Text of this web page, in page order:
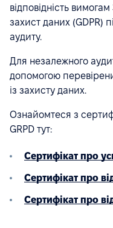
відповідність
захист даних (GDPR)
аудиту.
Для незалежного
допомогою
із захисту даних.
Ознайомтеся з
GRPD тут:
Сертифікат про
Сертифікат про
Сертифікат про